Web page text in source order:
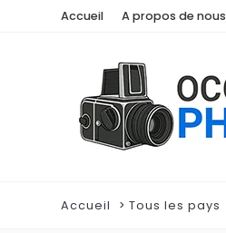
Accueil A propos de nous
Accueil Tous les pays